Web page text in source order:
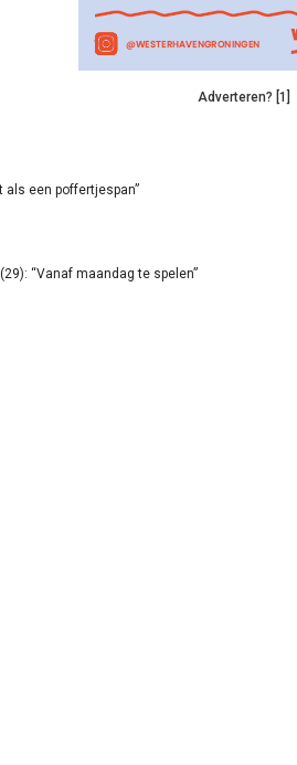
Adverteren? [1]
een poffertjespan”
“Vanaf maandag te spelen”